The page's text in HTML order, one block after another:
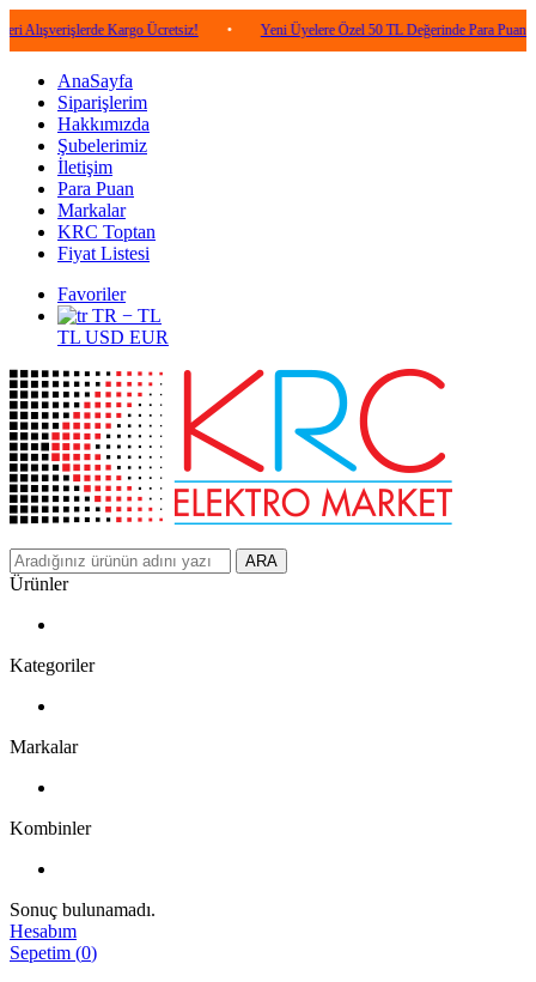
Kargo Ücretsiz! • Yeni Üyelere Özel 50 TL Değerinde Para Puan! •
AnaSayfa
Siparişlerim
Hakkımızda
Şubelerimiz
İletişim
Para Puan
Markalar
KRC Toptan
Fiyat Listesi
Favoriler
TR − TL
TL USD EUR
ARA
Ürünler
Kategoriler
Markalar
Kombinler
Sonuç bulunamadı.
Hesabım
Sepetim (0)